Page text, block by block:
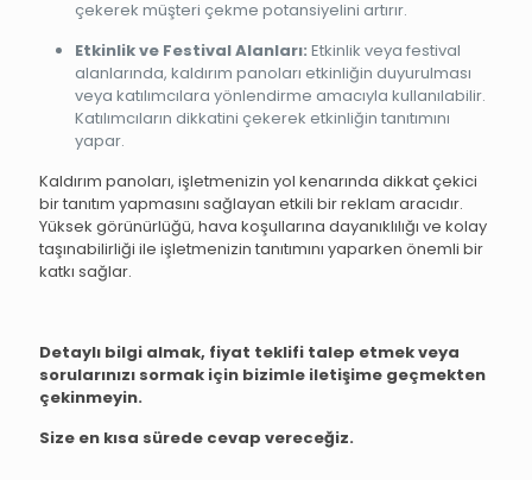
çekerek müşteri çekme potansiyelini artırır.
Etkinlik ve Festival Alanları: Etkinlik veya festival
alanlarında, kaldırım panoları etkinliğin duyurulması
veya katılımcılara yönlendirme amacıyla kullanılabilir.
Katılımcıların dikkatini çekerek etkinliğin tanıtımını
yapar.
Kaldırım panoları, işletmenizin yol kenarında dikkat çekici
bir tanıtım yapmasını sağlayan etkili bir reklam aracıdır.
Yüksek görünürlüğü, hava koşullarına dayanıklılığı ve kolay
taşınabilirliği ile işletmenizin tanıtımını yaparken önemli bir
katkı sağlar.
Detaylı bilgi almak, fiyat teklifi talep etmek veya
sorularınızı sormak için bizimle iletişime geçmekten
çekinmeyin.
Size en kısa sürede cevap vereceğiz.